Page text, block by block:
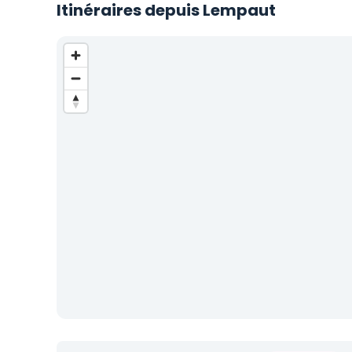
Itinéraires depuis Lempaut